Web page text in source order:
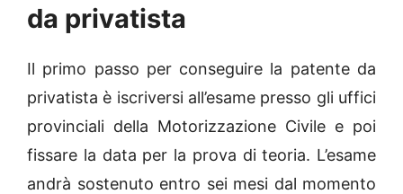
da privatista
Il primo passo per conseguire la patente da
privatista è iscriversi all’esame presso gli uffici
provinciali della Motorizzazione Civile e poi
fissare la data per la prova di teoria. L’esame
andrà sostenuto entro sei mesi dal momento